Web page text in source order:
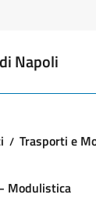
Napoli
Trasporti e
Modulistica